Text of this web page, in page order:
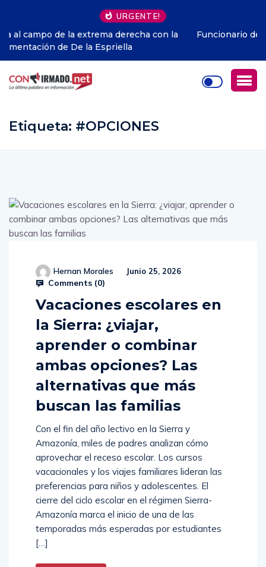
URGENTE!
Funcionario del Municipio de Manta fue asesinado en
ataque armado
Etiqueta: #OPCIONES
Hernan Morales Junio 25, 2026
Comments (0)
Vacaciones escolares en
la Sierra: ¿viajar,
aprender o combinar
ambas opciones? Las
alternativas que más
buscan las familias
Con el fin del año lectivo en la Sierra y
Amazonía, miles de padres analizan cómo
aprovechar el receso escolar. Los cursos
vacacionales y los viajes familiares lideran las
preferencias para niños y adolescentes. El
cierre del ciclo escolar en el régimen Sierra-
Amazonía marca el inicio de una de las
temporadas más esperadas por estudiantes
[…]